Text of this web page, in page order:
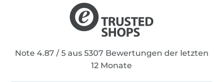
Note 4.87 / 5 aus 5307 Bewertungen der letzten
12 Monate